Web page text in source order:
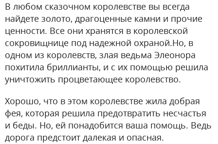
В любом сказочном королевстве вы всегда
найдете золото, драгоценные камни и прочие
ценности. Все они хранятся в королевской
сокровищнице под надежной охраной.Но, в
одном из королевств, злая ведьма Элеонора
похитила бриллианты, и с их помощью решила
уничтожить процветающее королевство.
Хорошо, что в этом королевстве жила добрая
фея, которая решила предотвратить несчастья
и беды. Но, ей понадобится ваша помощь. Ведь
дорога предстоит далекая и опасная.